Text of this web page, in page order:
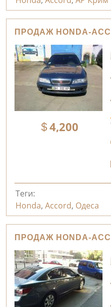
ПРОДАЖ HONDA-
4,200
Теги:
Honda, Accord, Одеса
ПРОДАЖ HONDA-